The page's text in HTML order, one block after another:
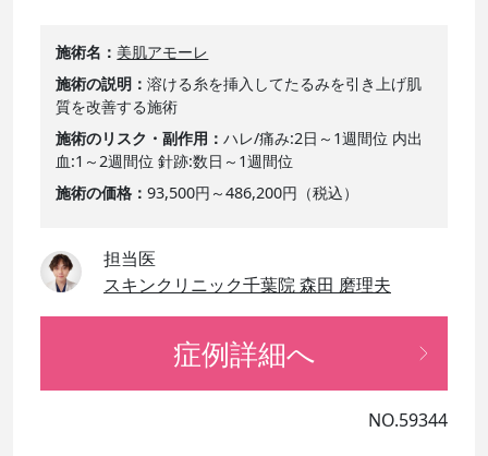
施術名
美肌アモーレ
施術の説明
溶ける糸を挿入してたるみを引き上げ肌
質を改善する施術
施術のリスク・副作用
ハレ/痛み:2日～1週間位 内出
血:1～2週間位 針跡:数日～1週間位
施術の価格
93,500円～486,200円（税込）
担当医
スキンクリニック千葉院 森田 磨理夫
症例詳細へ
NO.59344